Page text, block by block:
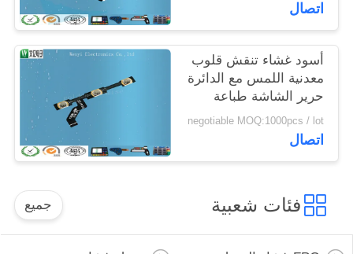
اتصال
أسود غشاء تنقش قلوب
معدنية اللمس مع الدائرة
حرير الشاشة طباعة
negotiable MOQ:1000pcs / lot
اتصال
فئات شعبية جميع